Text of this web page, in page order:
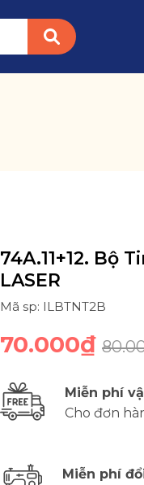
74A.11+12. Bộ
LASER
Mã sp: ILBTNT2B
70.000₫
Miễn phí
Cho đơn
Miễn phí